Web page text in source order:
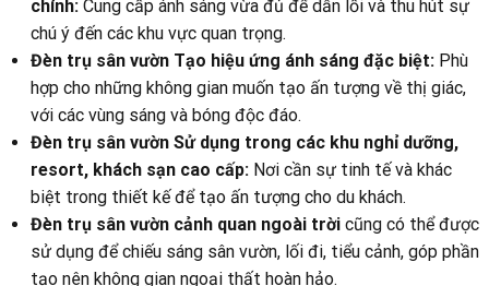
chính: Cung cấp ánh sáng vừa đủ để dẫn lối và thu hút sự
chú ý đến các khu vực quan trọng.
Đèn trụ sân vườn Tạo hiệu ứng ánh sáng đặc biệt: Phù
hợp cho những không gian muốn tạo ấn tượng về thị giác,
với các vùng sáng và bóng độc đáo.
Đèn trụ sân vườn Sử dụng trong các khu nghỉ dưỡng,
resort, khách sạn cao cấp: Nơi cần sự tinh tế và khác
biệt trong thiết kế để tạo ấn tượng cho du khách.
Đèn trụ sân vườn cảnh quan ngoài trời cũng có thể được
sử dụng để chiếu sáng sân vườn, lối đi, tiểu cảnh, góp phần
tạo nên không gian ngoại thất hoàn hảo.